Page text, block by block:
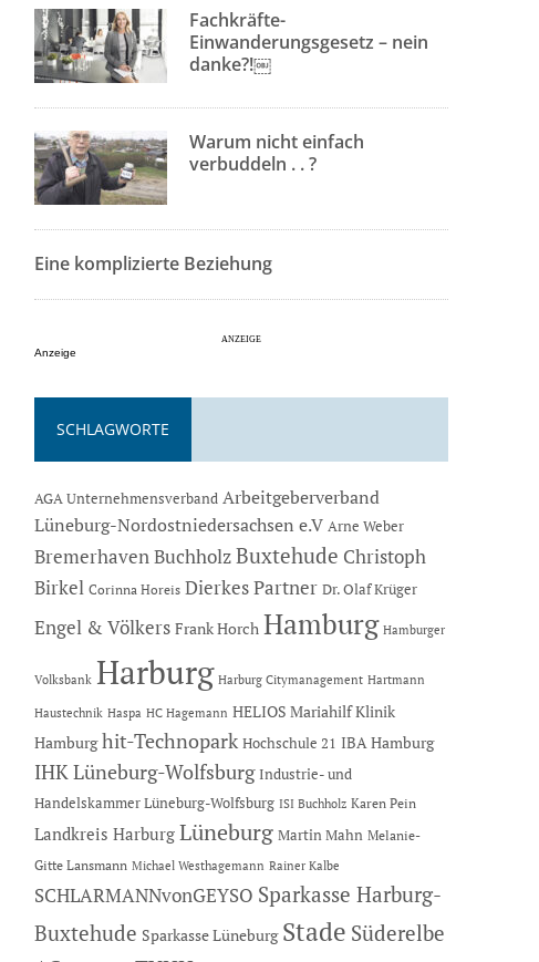
Fachkräfte-
Einwanderungsgesetz – nein
danke?!￼
Warum nicht einfach
verbuddeln . . ?
Eine komplizierte Beziehung
Anzeige
SCHLAGWORTE
AGA Unternehmensverband Arbeitgeberverband
Lüneburg-Nordostniedersachsen e.V Arne Weber
BremerhavenBuchholzBuxtehude Christoph
Birkel Corinna Horeis Dierkes Partner Dr. Olaf Krüger
Engel & Völkers Frank Horch Hamburg Hamburger
Volksbank Harburg Harburg Citymanagement Hartmann
Haustechnik Haspa HC Hagemann HELIOS Mariahilf Klinik
Hamburg hit-Technopark Hochschule 21 IBA Hamburg
IHK Lüneburg-Wolfsburg Industrie- und
Handelskammer Lüneburg-Wolfsburg ISI Buchholz Karen Pein
Landkreis Harburg Lüneburg Martin Mahn Melanie-
Gitte Lansmann Michael Westhagemann Rainer Kalbe
SCHLARMANNvonGEYSO Sparkasse Harburg-
Buxtehude Sparkasse Lüneburg Stade Süderelbe